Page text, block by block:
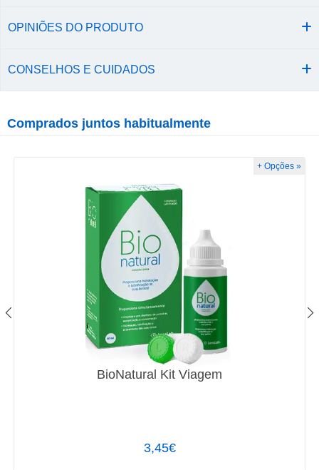
OPINIÕES DO PRODUTO
CONSELHOS E CUIDADOS
Comprados juntos habitualmente
BioNatural Kit Viagem
3,45€
+ Opções »